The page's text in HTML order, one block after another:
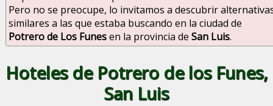
Pero no se preocupe, lo invitamos a descubrir
similares a las que estaba buscando en la ciudad de
Potrero de Los Funesen la provincia deSan Luis.
Hoteles de Potrero de los Funes,
San Luis